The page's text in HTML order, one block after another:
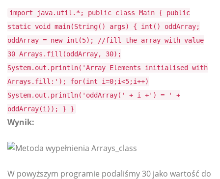
import java.util.*; public class Main { public
static void main(String() args) { int() oddArray;
oddArray = new int(5); //fill the array with value
30 Arrays.fill(oddArray, 30);
System.out.println('Array Elements initialised with
Arrays.fill:'); for(int i=0;i<5;i++)
System.out.println('oddArray(' + i +') = ' +
oddArray(i)); } }
Wynik:
W powyższym programie podaliśmy 30 jako wartość do